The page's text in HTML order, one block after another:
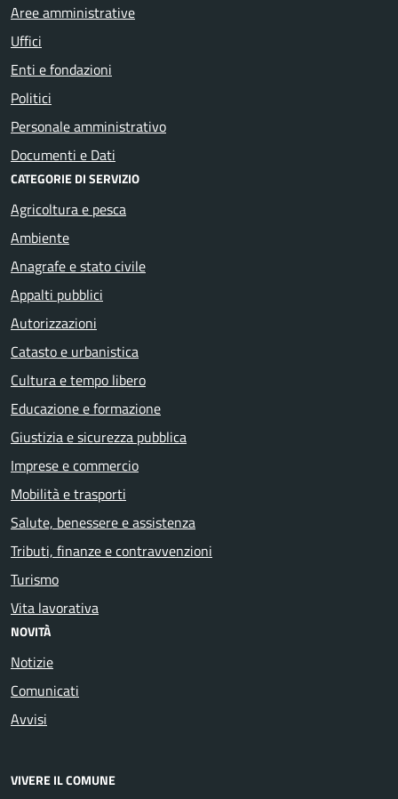
Aree amministrative
Uffici
Enti e fondazioni
Politici
Personale amministrativo
Documenti e Dati
CATEGORIE DI SERVIZIO
Agricoltura e pesca
Ambiente
Anagrafe e stato civile
Appalti pubblici
Autorizzazioni
Catasto e urbanistica
Cultura e tempo libero
Educazione e formazione
Giustizia e sicurezza pubblica
Imprese e commercio
Mobilità e trasporti
Salute, benessere e assistenza
Tributi, finanze e contravvenzioni
Turismo
Vita lavorativa
NOVITÀ
Notizie
Comunicati
Avvisi
VIVERE IL COMUNE